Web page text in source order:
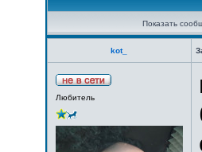
Показать
kot_
Любитель